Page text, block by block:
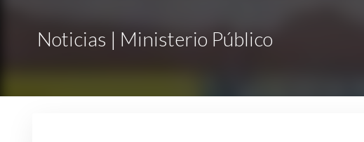
Noticias | Ministerio Público